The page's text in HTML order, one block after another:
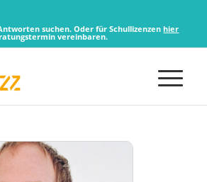
suchen. Oder für Schullizenzenhier
vereinbaren.